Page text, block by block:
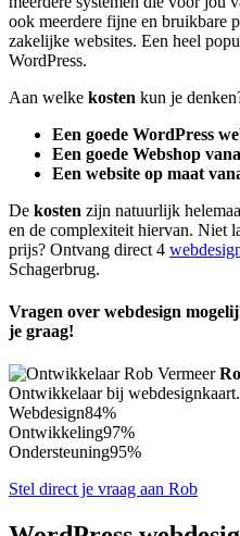
ook meerdere fijne en bruikbare
zakelijke websites. Een heel
WordPress.
Aan welke kosten kun je
Een goede WordPress
Een goede Webshop
Een website op maat
De kosten zijn natuurlijk
en de complexiteit hiervan. Niet
prijs? Ontvang direct 4
Schagerbrug.
Vragen over webdesign
je graag!
Ontwikkelaar bij
Webdesign84%
Ontwikkeling97%
Ondersteuning95%
Stel direct je vraag aan Rob